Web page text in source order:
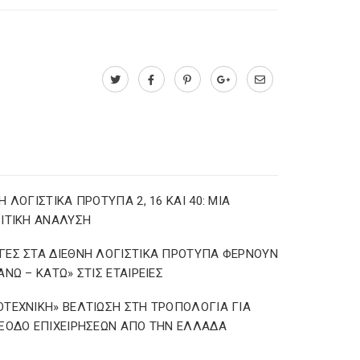
ΛΟΓΙΣΤΙΚΑ ΠΡΟΤΥΠΑ 2, 16 ΚΑΙ 40: ΜΙΑ
ΑΝΑΛΥΣΗ
ΣΤΑ ΔΙΕΘΝΗ ΛΟΓΙΣΤΙΚΑ ΠΡΟΤΥΠΑ ΦΕΡΝΟΥΝ
– ΚΑΤΩ» ΣΤΙΣ ΕΤΑΙΡΕΙΕΣ
ΒΕΛΤΙΩΣΗ ΣΤΗ ΤΡΟΠΟΛΟΓΙΑ ΓΙΑ
ΕΠΙΧΕΙΡΗΣΕΩΝ ΑΠΟ ΤΗΝ ΕΛΛΑΔΑ